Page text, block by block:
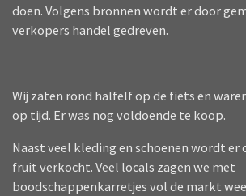
doen. Volgens bronnen wordt er door
verkopers handel gedreven.
Wij zaten rond halfelf op de fiets en
op tijd. Er was nog voldoende te koop.
Naast veel kleding en schoenen wordt er
fruit verkocht. Veel locals zagen we met
boodschappenkarretjes vol de markt